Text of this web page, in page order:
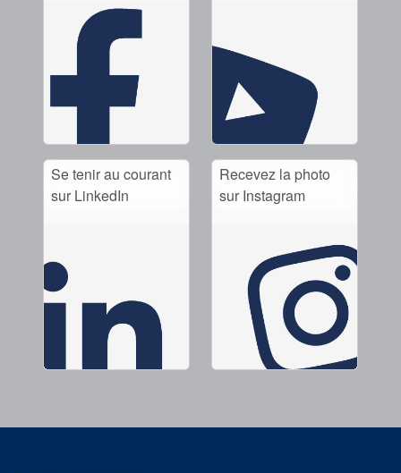
Se tenir au courant
sur LinkedIn
Recevez la photo
sur Instagram